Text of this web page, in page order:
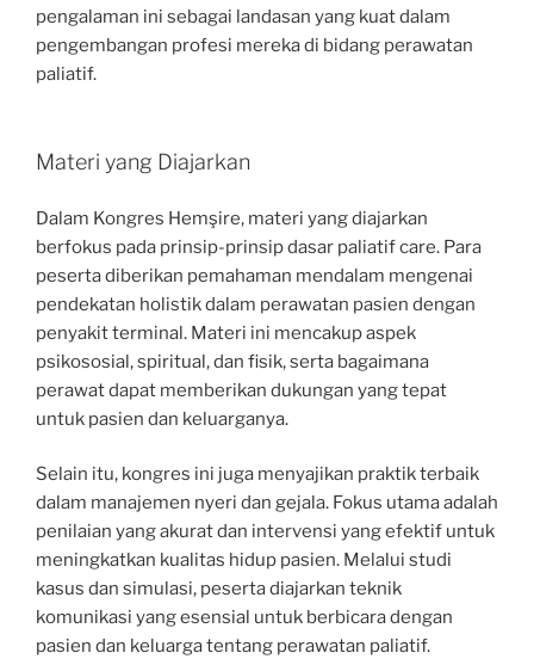
pengalaman ini sebagai landasan yang kuat dalam
pengembangan profesi mereka di bidang perawatan
paliatif.
Materi yang Diajarkan
Dalam Kongres Hemşire, materi yang diajarkan
berfokus pada prinsip-prinsip dasar paliatif care. Para
peserta diberikan pemahaman mendalam mengenai
pendekatan holistik dalam perawatan pasien dengan
penyakit terminal. Materi ini mencakup aspek
psikososial, spiritual, dan fisik, serta bagaimana
perawat dapat memberikan dukungan yang tepat
untuk pasien dan keluarganya.
Selain itu, kongres ini juga menyajikan praktik terbaik
dalam manajemen nyeri dan gejala. Fokus utama adalah
penilaian yang akurat dan intervensi yang efektif untuk
meningkatkan kualitas hidup pasien. Melalui studi
kasus dan simulasi, peserta diajarkan teknik
komunikasi yang esensial untuk berbicara dengan
pasien dan keluarga tentang perawatan paliatif.